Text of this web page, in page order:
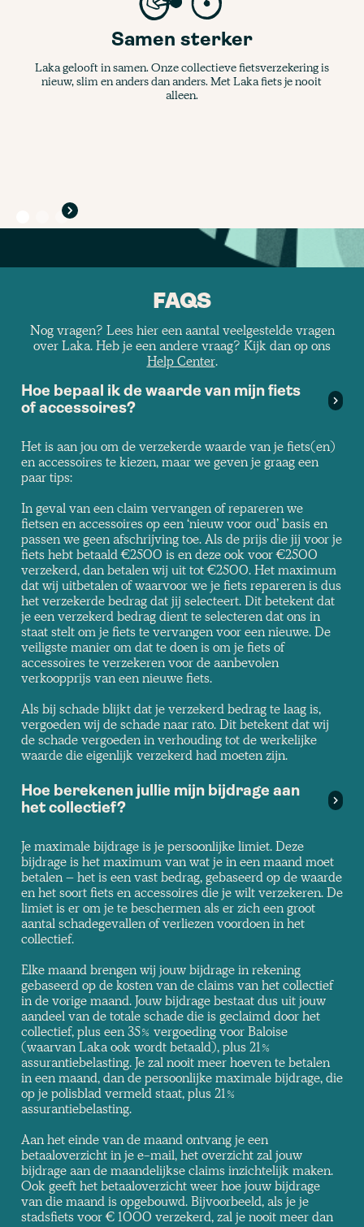
Samen sterker
Laka gelooft in samen. Onze collectieve fietsverzekering is
nieuw, slim en anders dan anders. Met Laka fiets je nooit
alleen.
FAQS
Nog vragen? Lees hier een aantal veelgestelde vragen
over Laka. Heb je een andere vraag? Kijk dan op ons
Help Center.
Hoe bepaal ik de waarde van mijn fiets
of accessoires?
Het is aan jou om de verzekerde waarde van je fiets(en)
en accessoires te kiezen, maar we geven je graag een
paar tips:
In geval van een claim vervangen of repareren we
fietsen en accessoires op een ‘nieuw voor oud’ basis en
passen we geen afschrijving toe. Als de prijs die jij voor je
fiets hebt betaald €2500 is en deze ook voor €2500
verzekerd, dan betalen wij uit tot €2500. Het maximum
dat wij uitbetalen of waarvoor we je fiets repareren is dus
het verzekerde bedrag dat jij selecteert. Dit betekent dat
je een verzekerd bedrag dient te selecteren dat ons in
staat stelt om je fiets te vervangen voor een nieuwe. De
veiligste manier om dat te doen is om je fiets of
accessoires te verzekeren voor de aanbevolen
verkoopprijs van een nieuwe fiets.
Als bij schade blijkt dat je verzekerd bedrag te laag is,
vergoeden wij de schade naar rato. Dit betekent dat wij
de schade vergoeden in verhouding tot de werkelijke
waarde die eigenlijk verzekerd had moeten zijn.
Hoe berekenen jullie mijn bijdrage aan
het collectief?
Je maximale bijdrage is je persoonlijke limiet. Deze
bijdrage is het maximum van wat je in een maand moet
betalen – het is een vast bedrag, gebaseerd op de waarde
en het soort fiets en accessoires die je wilt verzekeren. De
limiet is er om je te beschermen als er zich een groot
aantal schadegevallen of verliezen voordoen in het
collectief.
Elke maand brengen wij jouw bijdrage in rekening
gebaseerd op de kosten van de claims van het collectief
in de vorige maand. Jouw bijdrage bestaat dus uit jouw
aandeel van de totale schade die is geclaimd door het
collectief, plus een 35% vergoeding voor Baloise
(waarvan Laka ook wordt betaald), plus 21%
assurantiebelasting. Je zal nooit meer hoeven te betalen
in een maand, dan de persoonlijke maximale bijdrage, die
op je polisblad vermeld staat, plus 21%
assurantiebelasting.
Aan het einde van de maand ontvang je een
betaaloverzicht in je e-mail, het overzicht zal jouw
bijdrage aan de maandelijkse claims inzichtelijk maken.
Ook geeft het betaaloverzicht weer hoe jouw bijdrage
van die maand is opgebouwd. Bijvoorbeeld, als je je
stadsfiets voor € 1000 verzekerd, zal je nooit meer dan